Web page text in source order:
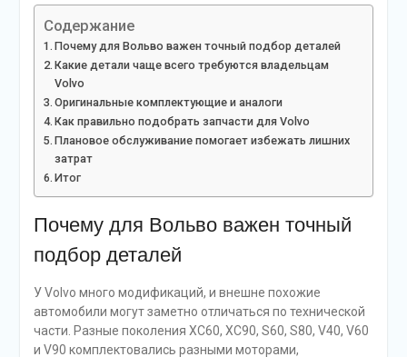
Содержание
Почему для Вольво важен точный подбор деталей
Какие детали чаще всего требуются владельцам
Volvo
Оригинальные комплектующие и аналоги
Как правильно подобрать запчасти для Volvo
Плановое обслуживание помогает избежать лишних
затрат
Итог
Почему для Вольво важен точный
подбор деталей
У Volvo много модификаций, и внешне похожие
автомобили могут заметно отличаться по технической
части. Разные поколения XC60, XC90, S60, S80, V40, V60
и V90 комплектовались разными моторами,